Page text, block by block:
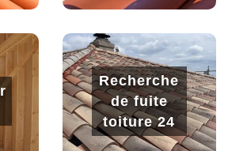
Recherche
de fuite
toiture 24